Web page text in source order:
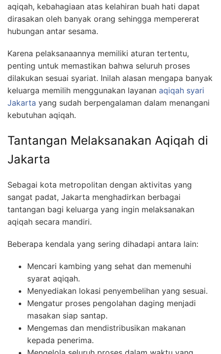
aqiqah, kebahagiaan atas kelahiran buah hati dapat
dirasakan oleh banyak orang sehingga mempererat
hubungan antar sesama.
Karena pelaksanaannya memiliki aturan tertentu,
penting untuk memastikan bahwa seluruh proses
dilakukan sesuai syariat. Inilah alasan mengapa banyak
keluarga memilih menggunakan layanan aqiqah syari
Jakarta yang sudah berpengalaman dalam menangani
kebutuhan aqiqah.
Tantangan Melaksanakan Aqiqah di
Jakarta
Sebagai kota metropolitan dengan aktivitas yang
sangat padat, Jakarta menghadirkan berbagai
tantangan bagi keluarga yang ingin melaksanakan
aqiqah secara mandiri.
Beberapa kendala yang sering dihadapi antara lain:
Mencari kambing yang sehat dan memenuhi
syarat aqiqah.
Menyediakan lokasi penyembelihan yang sesuai.
Mengatur proses pengolahan daging menjadi
masakan siap santap.
Mengemas dan mendistribusikan makanan
kepada penerima.